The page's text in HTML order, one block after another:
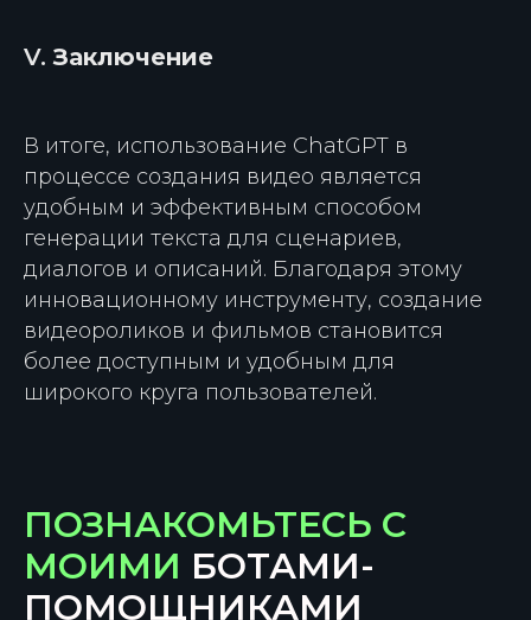
V.Заключение
В итоге, использование ChatGPT в
процессе создания видео является
удобным и эффективным способом
генерации текста для сценариев,
диалогов и описаний. Благодаря этому
инновационному инструменту, создание
видеороликов и фильмов становится
более доступным и удобным для
широкого круга пользователей.
ПОЗНАКОМЬТЕСЬ С
МОИМИ БОТАМИ-
ПОМОЩНИКАМИ